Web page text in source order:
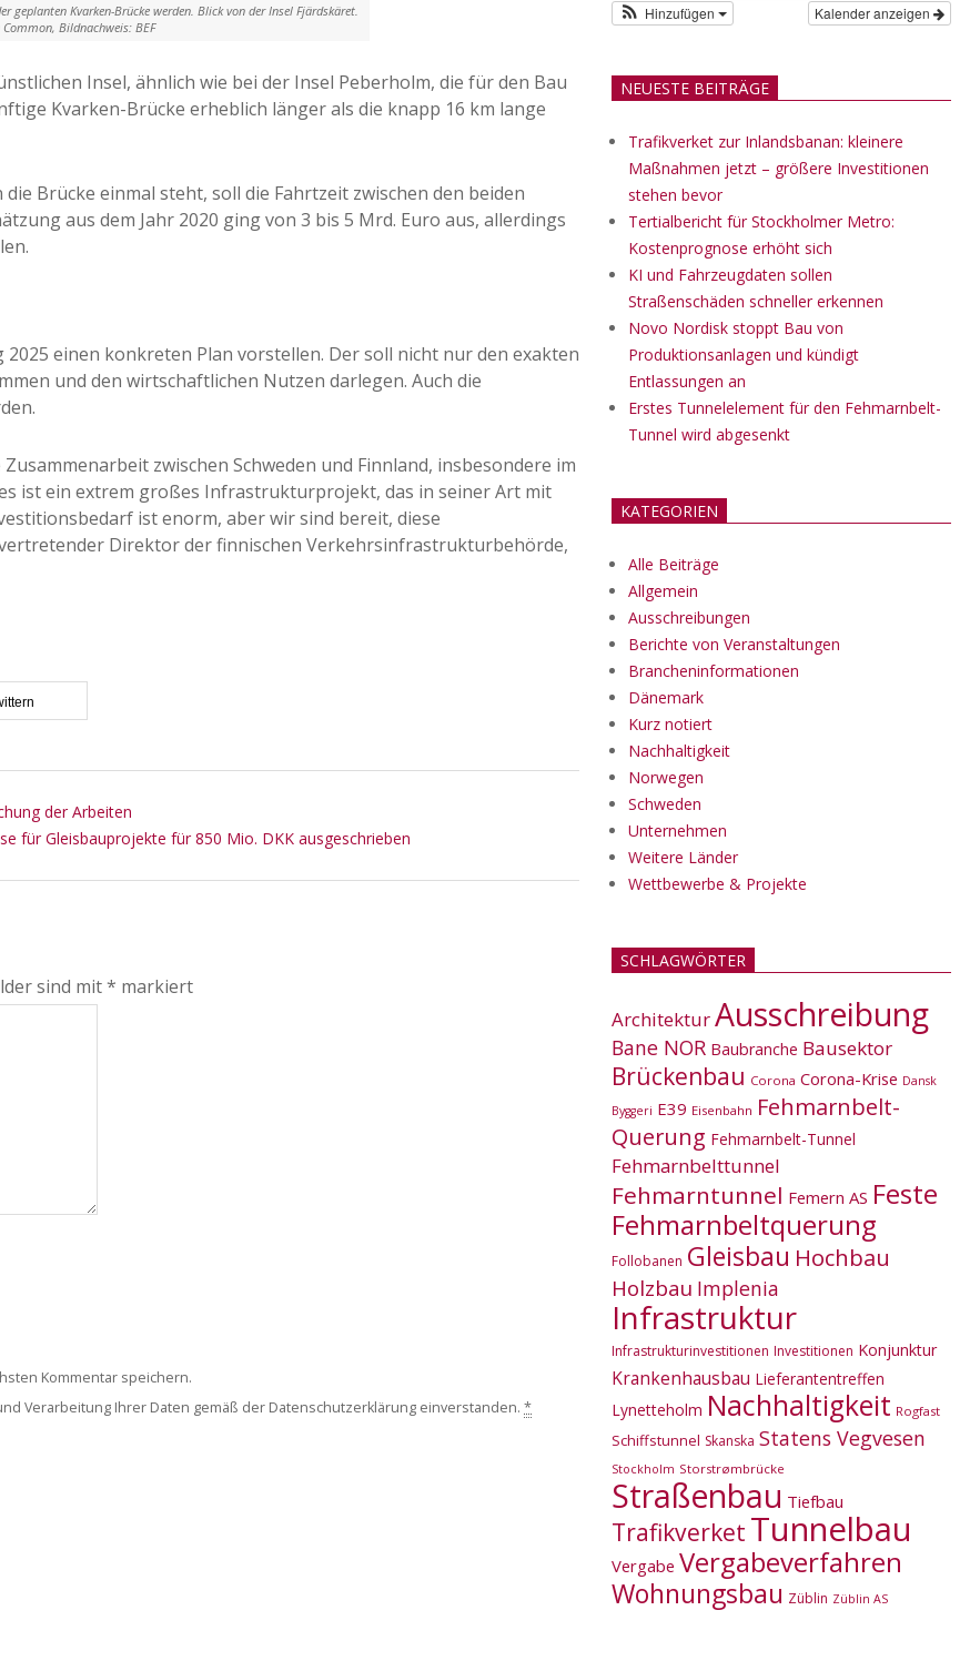
geplanten Kvarken-Brücke werden. Blick von der Insel Fjärdskäret.
Bildnachweis: BEF
Insel, ähnlich wie bei der Insel Peberholm, die für den Bau
Kvarken-Brücke erheblich länger als die knapp 16 km lange
Brücke einmal steht, soll die Fahrtzeit zwischen den beiden
aus dem Jahr 2020 ging von 3 bis 5 Mrd. Euro aus, allerdings
einen konkreten Plan vorstellen. Der soll nicht nur den exakten
und den wirtschaftlichen Nutzen darlegen. Auch die
zwischen Schweden und Finnland, insbesondere im
ist ein extrem großes Infrastrukturprojekt, das in seiner Art mit
ist enorm, aber wir sind bereit, diese
Direktor der finnischen Verkehrsinfrastrukturbehörde,
der Arbeiten
für Gleisbauprojekte für 850 Mio. DKK ausgeschrieben
sind mit* markiert
Kommentar speichern.
Verarbeitung Ihrer Daten gemäß der Datenschutzerklärung einverstanden. *
Kalender anzeigen
Hinzufügen
NEUESTE BEITRÄGE
Trafikverket zur Inlandsbanan: kleinere
Maßnahmen jetzt – größere Investitionen
stehen bevor
Tertialbericht für Stockholmer Metro:
Kostenprognose erhöht sich
KI und Fahrzeugdaten sollen
Straßenschäden schneller erkennen
Novo Nordisk stoppt Bau von
Produktionsanlagen und kündigt
Entlassungen an
Erstes Tunnelelement für den Fehmarnbelt-
Tunnel wird abgesenkt
KATEGORIEN
Alle Beiträge
Allgemein
Ausschreibungen
Berichte von Veranstaltungen
Brancheninformationen
Dänemark
Kurz notiert
Nachhaltigkeit
Norwegen
Schweden
Unternehmen
Weitere Länder
Wettbewerbe & Projekte
SCHLAGWÖRTER
ArchitekturAusschreibung
Bane NOR Baubranche Bausektor
Brückenbau Corona Corona-Krise Dansk
Byggeri E39 Eisenbahn Fehmarnbelt-
Querung Fehmarnbelt-Tunnel
Fehmarnbelttunnel
Fehmarntunnel Femern AS Feste
Fehmarnbeltquerung
Follobanen Gleisbau Hochbau
Holzbau Implenia
Infrastruktur
Infrastrukturinvestitionen Investitionen Konjunktur
Krankenhausbau Lieferantentreffen
Lynetteholm Nachhaltigkeit Rogfast
Schiffstunnel Skanska Statens Vegvesen
Stockholm Storstrømbrücke
Straßenbau Tiefbau
Trafikverket Tunnelbau
Vergabe Vergabeverfahren
Wohnungsbau Züblin Züblin AS